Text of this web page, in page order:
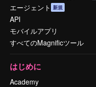
エージェント 新規
API
モバイルアプリ
すべてのMagnificツール
はじめに
Academy